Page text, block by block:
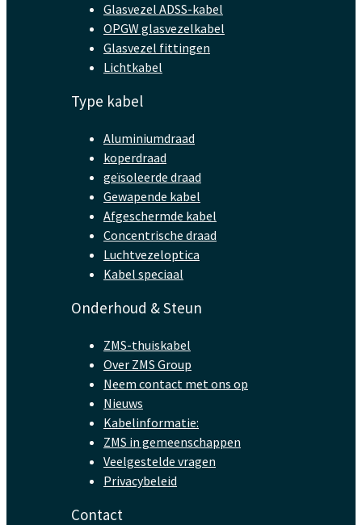
Glasvezel ADSS-kabel
OPGW glasvezelkabel
Glasvezel fittingen
Lichtkabel
Type kabel
Aluminiumdraad
koperdraad
geïsoleerde draad
Gewapende kabel
Afgeschermde kabel
Concentrische draad
Luchtvezeloptica
Kabel speciaal
Onderhoud & Steun
ZMS-thuiskabel
Over ZMS Group
Neem contact met ons op
Nieuws
Kabelinformatie:
ZMS in gemeenschappen
Veelgestelde vragen
Privacybeleid
Contact